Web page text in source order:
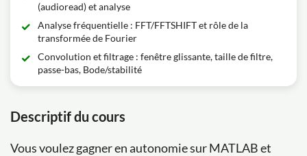
(audioread) et analyse
Analyse fréquentielle : FFT/FFTSHIFT et rôle de la
transformée de Fourier
Convolution et filtrage : fenêtre glissante, taille de filtre,
passe-bas, Bode/stabilité
Descriptif du cours
Vous voulez gagner en autonomie sur MATLAB et